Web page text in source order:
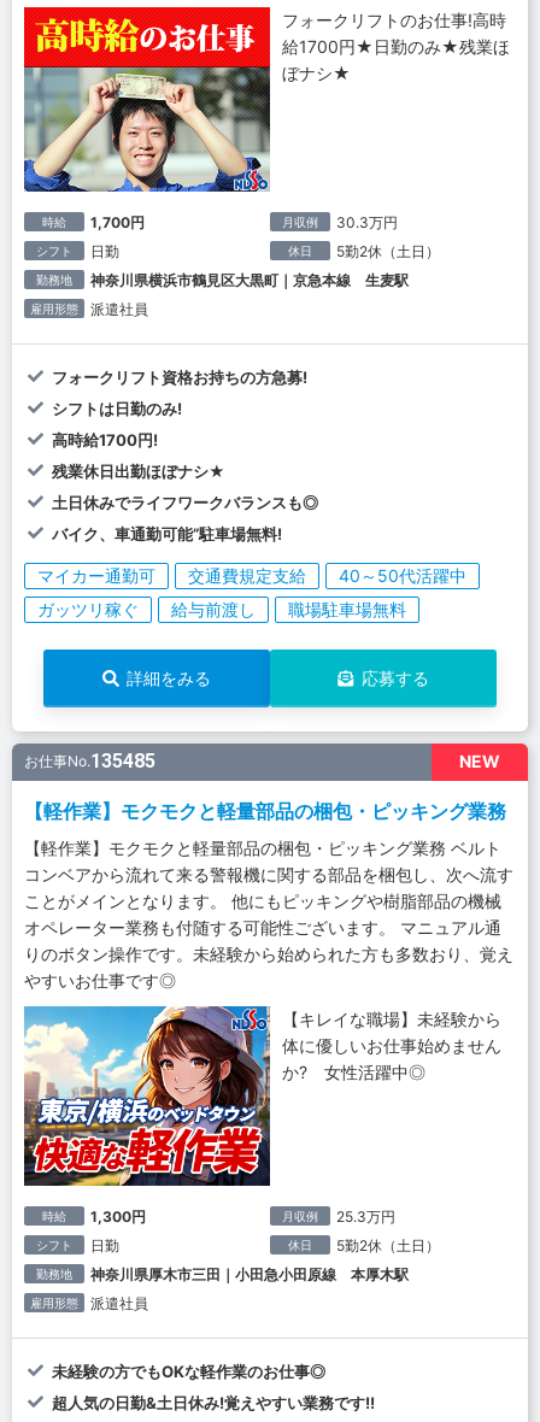
フォークリフトのお仕事!高時
給1700円★日勤のみ★残業ほ
ぼナシ★
時給 1,700円 月収例 30.3万円
シフト 日勤 休日 5勤2休（土日）
勤務地 神奈川県横浜市鶴見区大黒町｜京急本線 生麦駅
雇用形態 派遣社員
フォークリフト資格お持ちの方急募!
シフトは日勤のみ!
高時給1700円!
残業休日出勤ほぼナシ★
土日休みでライフワークバランスも◎
バイク、車通勤可能”駐車場無料!
マイカー通勤可 交通費規定支給
40～50代活躍中
ガッツリ稼ぐ
給与前渡し 職場駐車場無料
詳細をみる 応募する
NEW
お仕事No.135485
【軽作業】モクモクと軽量部品の梱包・ピッキング業務
【軽作業】モクモクと軽量部品の梱包・ピッキング業務 ベルト
コンベアから流れて来る警報機に関する部品を梱包し、次へ流す
ことがメインとなります。 他にもピッキングや樹脂部品の機械
オペレーター業務も付随する可能性ございます。 マニュアル通
りのボタン操作です。未経験から始められた方も多数おり、覚え
やすいお仕事です◎
【キレイな職場】未経験から
体に優しいお仕事始めません
か? 女性活躍中◎
時給 1,300円 月収例 25.3万円
シフト 日勤 休日 5勤2休（土日）
勤務地 神奈川県厚木市三田｜小田急小田原線 本厚木駅
雇用形態 派遣社員
未経験の方でもOKな軽作業のお仕事◎
超人気の日勤&土日休み!覚えやすい業務です!!